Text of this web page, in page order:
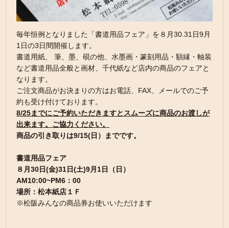
毎年恒例となりました「書道用品フェア」を８月30.31日9月
1日の3日間開催します。
書道用紙、 筆、墨、硯の他、水墨画・篆刻用品・額縁・軸装
など書道用品全般と画材、千代紙など店内の商品のフェアと
なります。
ご注文商品がお決まりの方はお電話、FAX、メールでのご予
約も受け付けております。
8/25までにご予約いただきますとスムーズに商品のお渡しが
出来ます。ご協力ください。
商品の引き取りは9/15(日）までです。
書道用品フェア
８月30日(金)31日(土)9月1日（日）
AM10:00~PM6：00
場所：松本紙店１Ｆ
※松阪みんなの商品券お使いいただけます